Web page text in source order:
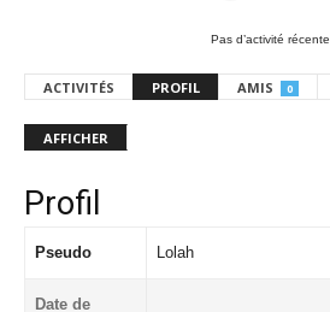
Pas d’activité récente
ACTIVITÉS PROFIL AMIS 0
AFFICHER
Profil
Pseudo Lolah
Date de